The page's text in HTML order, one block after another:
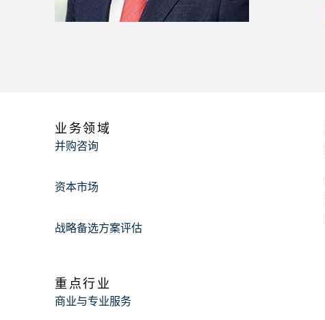
业务领域
并购咨询
资本市场
战略备选方案评估
重点行业
商业与专业服务